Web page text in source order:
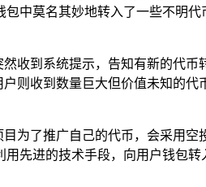
中莫名其妙地转入了一些不明代
收到系统提示，告知有新的代币
则收到数量巨大但价值未知的代
为了推广自己的代币，会采用空
先进的技术手段，向用户钱包转